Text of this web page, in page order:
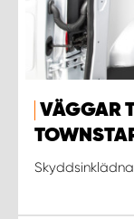
VÄGGAR